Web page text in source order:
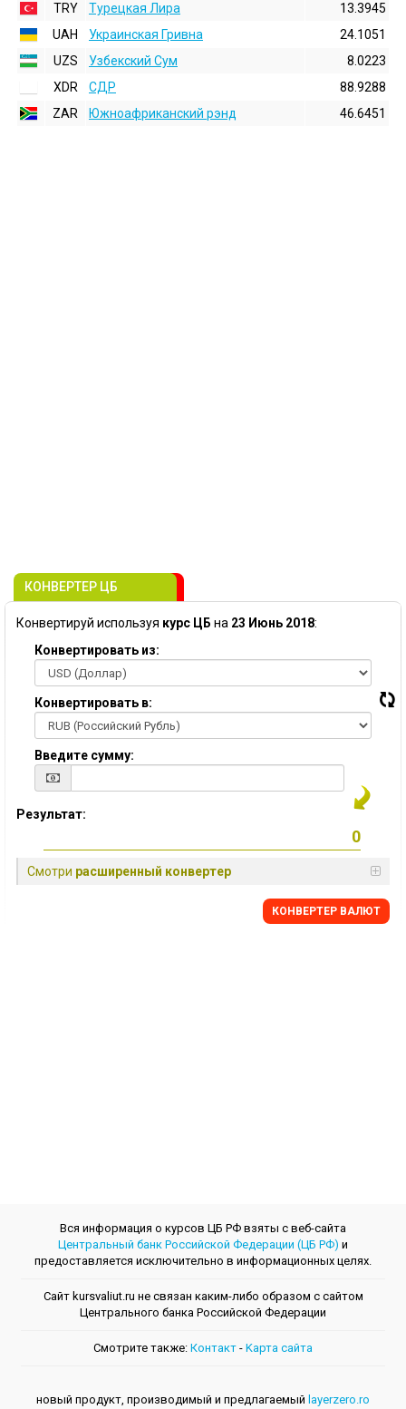
TRY
Турецкая Лира
13.3945
UAH
Украинская Гривна
24.1051
UZS
Узбекский Сум
8.0223
XDR
СДР
88.9288
ZAR
Южноафриканский рэнд 46.6451
КОНВЕРТЕР ЦБ
Конвертируй используя курс ЦБ на 23 Июнь 2018:
Конвертировать из:
Конвертировать в:
Введите сумму:
Результат:
Смотри расширенный конвертер
КОНВЕРТЕР ВАЛЮТ
Вся информация о курсов ЦБ РФ взяты с веб-сайта
Центральный банк Российской Федерации (ЦБ РФ) и
предоставляется исключительно в информационных целях.
Сайт kursvaliut.ru не связан каким-либо образом с сайтом
Центрального банкa Российской Федерации
Смотрите также: Контакт - Kарта сайта
новый продукт, производимый и предлагаемый layerzero.ro